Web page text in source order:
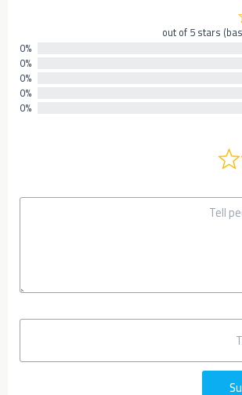
0%
0%
0%
0%
0%